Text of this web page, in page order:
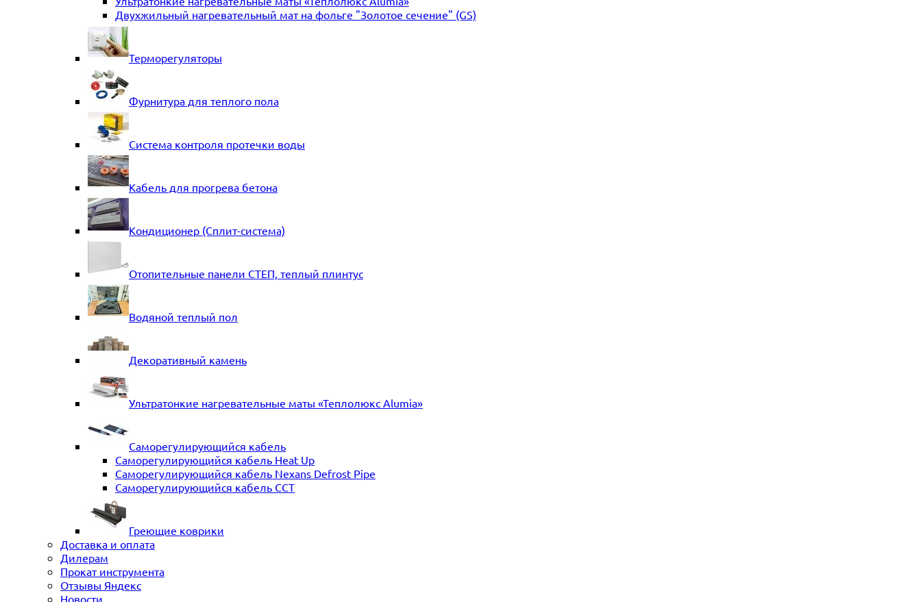
Двухжильный нагревательный мат на фольге "Золотое сечение" (GS)
Терморегуляторы
Фурнитура для теплого пола
Система контроля протечки воды
Кабель для прогрева бетона
Кондиционер (Сплит-система)
Отопительные панели СТЕП, теплый плинтус
Водяной теплый пол
Декоративный камень
Ультратонкие нагревательные маты «Теплолюкс Alumia»
Саморегулирующийся кабель
Саморегулирующийся кабель Heat Up
Саморегулирующийся кабель Nexans Defrost Pipe
Саморегулирующийся кабель ССТ
Греющие коврики
Доставка и оплата
Дилерам
Прокат инструмента
Отзывы Яндекс
Новости